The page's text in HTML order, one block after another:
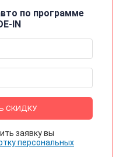
по программе
IN
СКИДКУ
заявку вы
персональных